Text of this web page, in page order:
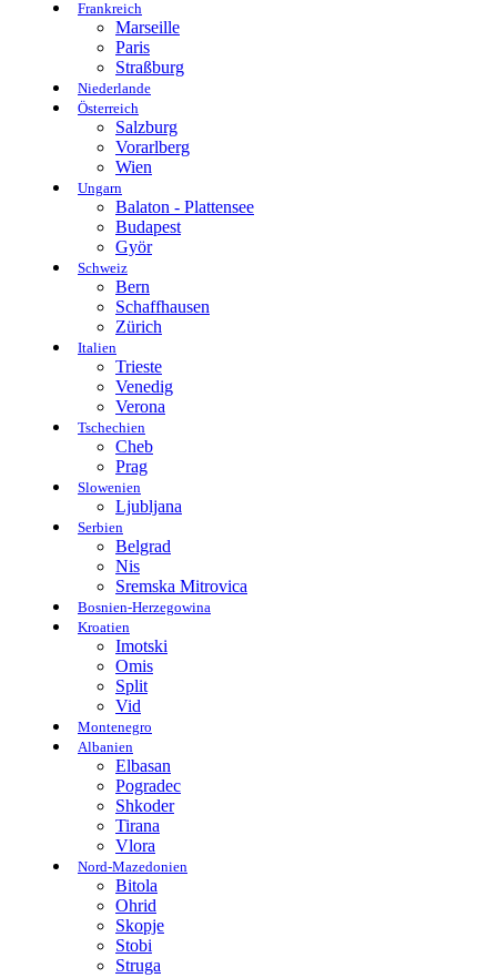
Frankreich
Marseille
Paris
Straßburg
Niederlande
Österreich
Salzburg
Vorarlberg
Wien
Ungarn
Balaton - Plattensee
Budapest
Györ
Schweiz
Bern
Schaffhausen
Zürich
Italien
Trieste
Venedig
Verona
Tschechien
Cheb
Prag
Slowenien
Ljubljana
Serbien
Belgrad
Nis
Sremska Mitrovica
Bosnien-Herzegowina
Kroatien
Imotski
Omis
Split
Vid
Montenegro
Albanien
Elbasan
Pogradec
Shkoder
Tirana
Vlora
Nord-Mazedonien
Bitola
Ohrid
Skopje
Stobi
Struga